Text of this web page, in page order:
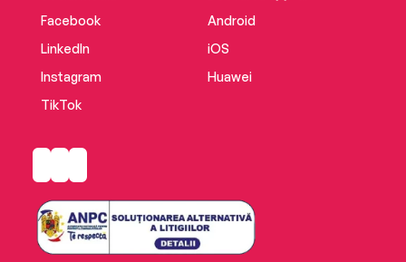
Facebook
LinkedIn
Instagram
TikTok
Android
iOS
Huawei